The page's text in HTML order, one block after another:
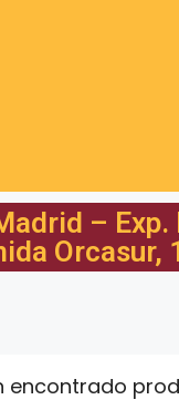
– Exp.
Orcasur,
encontrado